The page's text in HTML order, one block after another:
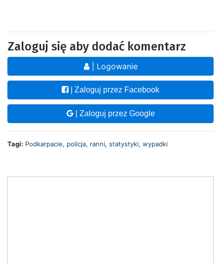
Zaloguj się aby dodać komentarz
| Logowanie
| Zaloguj przez Facebook
| Zaloguj przez Google
Tagi: Podkarpacie, policja, ranni, statystyki, wypadki